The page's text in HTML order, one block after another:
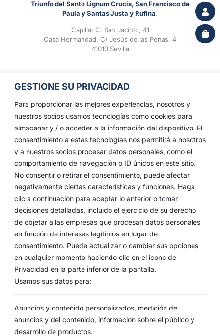
GESTIONE SU PRIVACIDAD
Para proporcionar las mejores experiencias, nosotros y
nuestros socios usamos tecnologías como cookies para
almacenar y / o acceder a la información del dispositivo. El
consentimiento a estas tecnologías nos permitirá a nosotros
y a nuestros socios procesar datos personales, como el
comportamiento de navegación o ID únicos en este sitio.
No consentir o retirar el consentimiento, puede afectar
negativamente ciertas características y funciones. Haga
clic a continuación para aceptar lo anterior o tomar
decisiones detalladas, incluido el ejercicio de su derecho
de objetar a las empresas que procesan datos personales
en función de intereses legítimos en lugar de
consentimiento. Puede actualizar o cambiar sus opciones
en cualquier momento haciendo clic en el icono de
Privacidad en la parte inferior de la pantalla.
Usamos sus datos para:
Anuncios y contenido personalizados, medición de
anuncios y del contenido, información sobre el público y
desarrollo de productos.
Triunfo del Santo Lignum Crucis, San Francisco de
Paula y Santas Justa y Rufina.
Capilla: C. San Jacinto, 41
Casa Hermandad: C/ Jesús de las Penas, 4
41010 Sevilla